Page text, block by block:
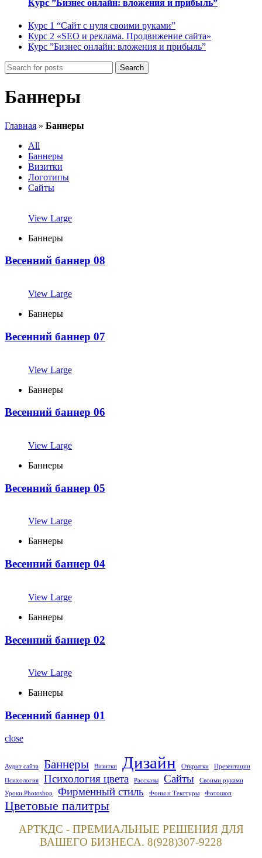
Курс ”Бизнес онлайн: вложения и прибыль”
Курс 1 “Сайт с нуля своими руками”
Курс 2 «SEO и реклама. Продвижение сайта»
Курс ”Бизнес онлайн: вложения и прибыль”
Search
Баннеры
Главная » Баннеры
All
Баннеры
Визитки
Логотипы
Сайты
View Large
Баннеры
Весенний баннер 08
View Large
Баннеры
Весенний баннер 07
View Large
Баннеры
Весенний баннер 06
View Large
Баннеры
Весенний баннер 05
View Large
Баннеры
Весенний баннер 04
View Large
Баннеры
Весенний баннер 02
View Large
Баннеры
Весенний баннер 01
close
Аудит сайта Баннеры Визитки Дизайн Открытки Презентации
Психология Психология цвета Рассказы Сайты
Своими руками
Уроки Photoshop
Фирменный стиль Фоны и Текстуры Фотошоп
Цветовые палитры
АРТКДС - ПРЕМИАЛЬНЫЕ РЕШЕНИЯ ДЛЯ
ВАШЕГО БИЗНЕСА. 8(928)307-9228